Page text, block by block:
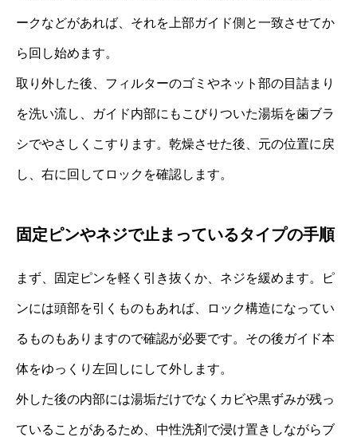
ークなどがあれば、それを上部ガイド側と一致させてか
ら回し始めます。
取り外した後、フィルターのゴミやネット部の目詰まり
を洗い流し、ガイド内部にもこびりついた湯垢を歯ブラ
シでやさしくこすります。乾燥させた後、元の位置に戻
し、右に回してロックを確認します。
固定ピンやネジで止まっているタイプの手順
まず、固定ピンを軽く引き抜くか、ネジを緩めます。ピ
ンには頭部を引くものもあれば、ロック構造になってい
るものもありますので確認が必要です。その後ガイド本
体をゆっくり左回しにして外します。
外した後の内部には湯垢だけでなくカビや黒ずみが残っ
ていることがあるため、中性洗剤で浸け置きしながらブ